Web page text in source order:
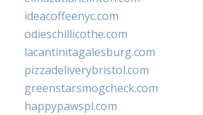
ideacoffeenyc.com
odieschillicothe.com
lacantinitagalesburg.com
pizzadeliverybristol.com
greenstarsmogcheck.com
happypawspl.com